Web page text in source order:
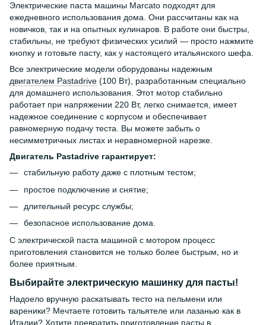
Электрические паста машины Marcato подходят для
ежедневного использования дома. Они рассчитаны как на
новичков, так и на опытных кулинаров. В работе они быстры,
стабильны, не требуют физических усилий — просто нажмите
кнопку и готовьте пасту, как у настоящего итальянского шефа.
Все электрические модели оборудованы надежным
двигателем Pastadrive (100 Вт), разработанным специально
для домашнего использования. Этот мотор стабильно
работает при напряжении 220 Вт, легко снимается, имеет
надежное соединение с корпусом и обеспечивает
равномерную подачу теста. Вы можете забыть о
несимметричных листах и неравномерной нарезке.
Двигатель Pastadrive гарантирует:
стабильную работу даже с плотным тестом;
простое подключение и снятие;
длительный ресурс службы;
безопасное использование дома.
С электрической паста машиной с мотором процесс
приготовления становится не только более быстрым, но и
более приятным.
Выбирайте электрическую машинку для пасты!
Надоело вручную раскатывать тесто на пельмени или
вареники? Мечтаете готовить тальятеле или лазанью как в
Италии? Хотите превратить приготовление пасты в